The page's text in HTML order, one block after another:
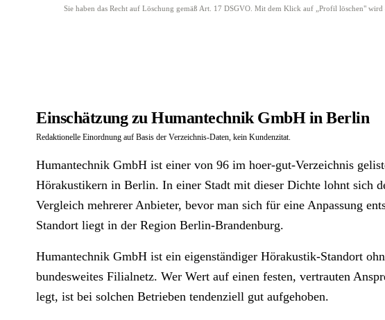
Sie haben das Recht auf Löschung gemäß Art. 17 DSGVO. Mit dem Klick auf „Profil löschen"
Einschätzung zu Humantechnik GmbH in Berlin
Redaktionelle Einordnung auf Basis der Verzeichnis-Daten, kein Kundenzitat.
Humantechnik GmbH ist einer von 96 im hoer-gut-Verzeichnis
Hörakustikern in Berlin. In einer Stadt mit dieser Dichte lohnt sich
Vergleich mehrerer Anbieter, bevor man sich für eine Anpassung
Standort liegt in der Region Berlin-Brandenburg.
Humantechnik GmbH ist ein eigenständiger Hörakustik-Standort
bundesweites Filialnetz. Wer Wert auf einen festen, vertrauten
legt, ist bei solchen Betrieben tendenziell gut aufgehoben.